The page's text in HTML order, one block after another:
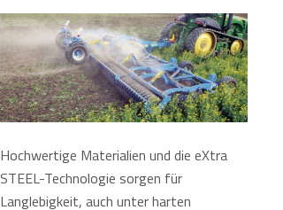
Hochwertige Materialien und die eXtra
STEEL-Technologie sorgen für
Langlebigkeit, auch unter harten